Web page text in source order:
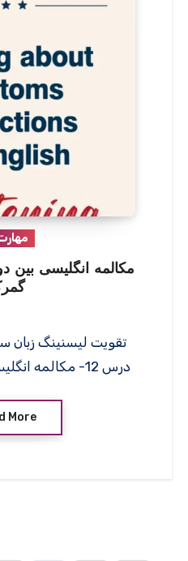
مهارت
مکالمه انگلیسی بین
تقویت لیسنینگ زبان سطح پیشرفته سری 4
درس 12- مکالمه انگلیسی بین دو نفر درباره…
More